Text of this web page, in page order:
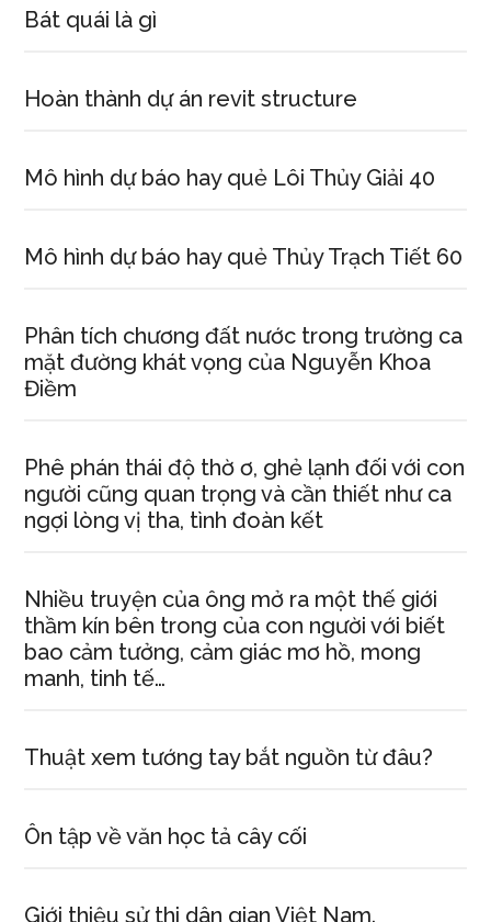
Bát quái là gì
Hoàn thành dự án revit structure
Mô hình dự báo hay quẻ Lôi Thủy Giải 40
Mô hình dự báo hay quẻ Thủy Trạch Tiết 60
Phân tích chương đất nước trong trường ca
mặt đường khát vọng của Nguyễn Khoa
Điềm
Phê phán thái độ thờ ơ, ghẻ lạnh đối với con
người cũng quan trọng và cần thiết như ca
ngợi lòng vị tha, tình đoàn kết
Nhiều truyện của ông mở ra một thế giới
thầm kín bên trong của con người với biết
bao cảm tưởng, cảm giác mơ hồ, mong
manh, tinh tế…
Thuật xem tướng tay bắt nguồn từ đâu?
Ôn tập về văn học tả cây cối
Giới thiệu sử thi dân gian Việt Nam.